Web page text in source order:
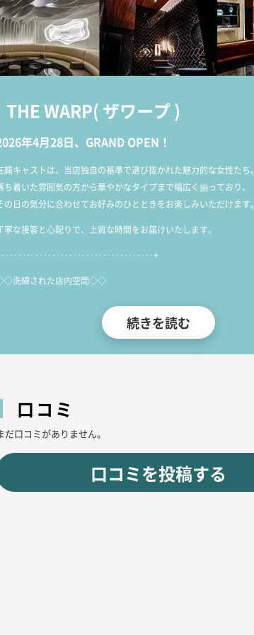
THE WARP( ザワープ)
年4月28日、GRAND OPEN！
籍キャストは、当店独自の基準で選び抜かれた魅力的な女性たち。
ち着いた雰囲気の方から華やかなタイプまで幅広く揃っており、
の日の気分に合わせてお好みのひとときをお楽しみいただけます。
寧な接客と心配りで、上質な時間をお届けいたします。
洗練された店内空間◇◇
内はゆとりのある設計で、落ち着きのある雰囲気が広がります。
ンテリアや装飾は細部までこだわり、
切なひとときを、どうぞごゆっくりお楽しみください。
続きを読む
口コミ
だ口コミがありません。
口コミを投稿する